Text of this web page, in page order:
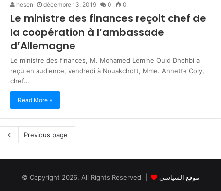
hesen décembre 13, 2019 0 0
Le ministre des finances reçoit chef de
la coopération à l’ambassade
d’Allemagne
Le ministre des finances, M. Mohamed Lemine Ould Dhehbi a
reçu en audience, vendredi à Nouakchott, Mme. Annette Coly,
chef…
Read More »
Previous page
© Copyright 2026, All Rights Reserved |
موقع السياسي